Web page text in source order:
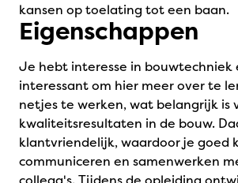
kansen op toelating tot een baan.
Eigenschappen
Je hebt interesse in bouwtechniek
interessant om hier meer over te
netjes te werken, wat belangrijk is
kwaliteitsresultaten in de bouw.
klantvriendelijk, waardoor je goed
communiceren en samenwerken